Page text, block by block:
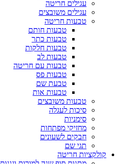
עגילים חריטה
עגילים משובצים
טבעות חריטה
טבעות חותם
טבעות כתר
טבעות חלקות
טבעות לב
טבעות עם חריטה
טבעות פס
טבעת שם
טבעות אות
טבעות משובצים
סיכות לעגלה
סימניות
מחזיקי מפתחות
חבקים לשעונים
תגי שם
קולקציות חריטה